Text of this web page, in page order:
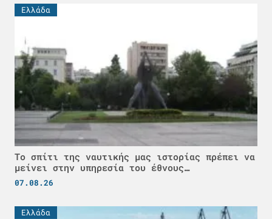
Ελλάδα
Το σπίτι της ναυτικής μας ιστορίας πρέπει να
μείνει στην υπηρεσία του έθνους…
07.08.26
Ελλάδα